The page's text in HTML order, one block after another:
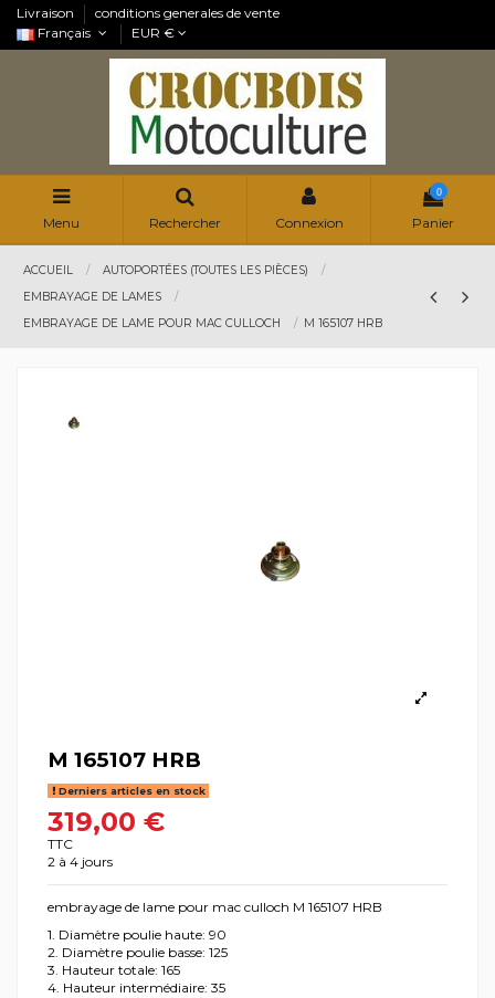
Livraison
conditions generales de vente
Français
EUR €
Menu Rechercher Connexion
0
Panier
ACCUEIL
AUTOPORTÉES (TOUTES LES PIÈCES)
EMBRAYAGE DE LAMES
EMBRAYAGE DE LAME POUR MAC CULLOCH
M 165107 HRB
M 165107 HRB
Derniers articles en stock
319,00 €
TTC
2 à 4 jours
embrayage de lame pour mac culloch M 165107 HRB
1. Diamètre poulie haute: 90
2. Diamètre poulie basse: 125
3. Hauteur totale: 165
4. Hauteur intermédiaire: 35